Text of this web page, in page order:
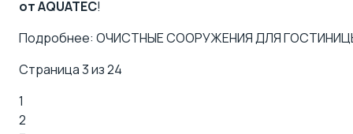
от AQUATEC!
Подробнее: ОЧИСТНЫЕ СООРУЖЕНИЯ ДЛЯ
Страница 3 из 24
1
2